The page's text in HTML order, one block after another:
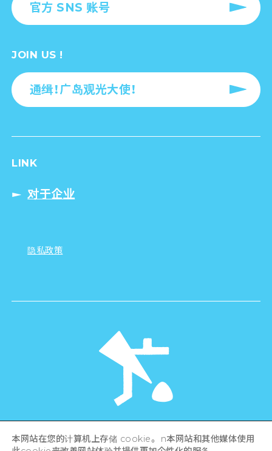
官方 SNS 账号
JOIN US !
通缉！广岛观光大使！
LINK
对于企业
隐私政策
Hiroshima Prefecture / Hiroshima City .
本网站在您的计算机上存储 cookie。 n本网站和其他媒体使用